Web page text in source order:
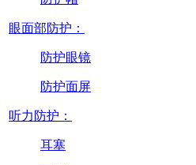
眼面部防护：
防护眼镜
防护面屏
听力防护：
耳塞